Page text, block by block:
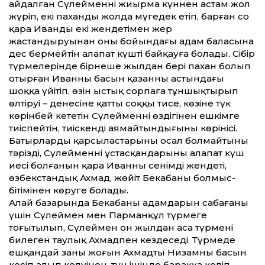
айдалған Сүлейменнің жиырма күннен астам жол
жүріп, екі паханды жолда мүгедек етіп, барған соң
қара Иванды екі жендетімен жер
жастандыруынан оның бойындағы адам баласына
дес бермейтін алапат күшті байқауға болады. Сібір
түрмелерінде бірнеше жылдан бері пахан болып
отырған Иванның басын қазанның астындағы
шоққа үйітіп, өзін ыстық сорпаға тұншықтырып
өлтіруі – денесіне қатты соққы тисе, көзіне түк
көрінбей кететін Сүлейменнің өздігінен ешкімге
тиіспейтін, тиіскенді аямайтындығының көрінісі.
Батырлардың қарсыластарының осал болмайтыны
тәрізді, Сүлейменнің ұстасқандарының алапат күш
иесі болғанын қара Иванның сенімді жендеті,
өзбекстандық Ахмад, жөйіт Бекабаның болмыс-
бітімінен көруге болады.
Алай базарында Бекабаның адамдарын сабағаны
үшін Сүлеймен мен Парманқұл түрмеге
тоғытылып, Сүлеймен он жылдан аса түрмені
билеген таулық Ахмадпен кездеседі. Түрмеде
ешқандай заңның жоғын Ахмадтың Низамның басын